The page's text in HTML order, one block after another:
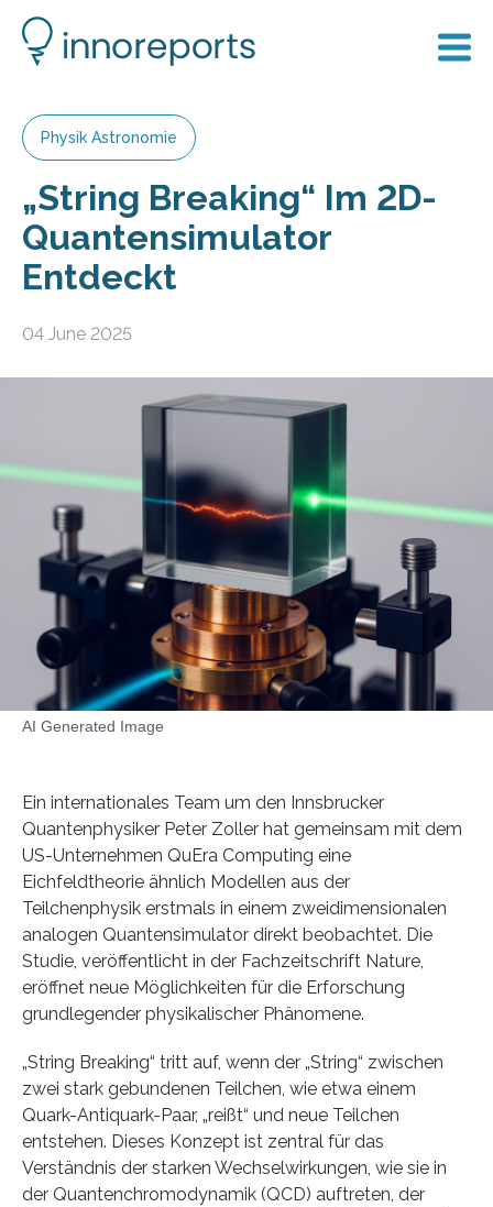
Physik Astronomie
„String Breaking“ Im 2D-
Quantensimulator
Entdeckt
04 June 2025
AI Generated Image
Ein internationales Team um den Innsbrucker
Quantenphysiker Peter Zoller hat gemeinsam mit dem
US-Unternehmen QuEra Computing eine
Eichfeldtheorie ähnlich Modellen aus der
Teilchenphysik erstmals in einem zweidimensionalen
analogen Quantensimulator direkt beobachtet. Die
Studie, veröffentlicht in der Fachzeitschrift Nature,
eröffnet neue Möglichkeiten für die Erforschung
grundlegender physikalischer Phänomene.
„String Breaking“ tritt auf, wenn der „String“ zwischen
zwei stark gebundenen Teilchen, wie etwa einem
Quark-Antiquark-Paar, „reißt“ und neue Teilchen
entstehen. Dieses Konzept ist zentral für das
Verständnis der starken Wechselwirkungen, wie sie in
der Quantenchromodynamik (QCD) auftreten, der